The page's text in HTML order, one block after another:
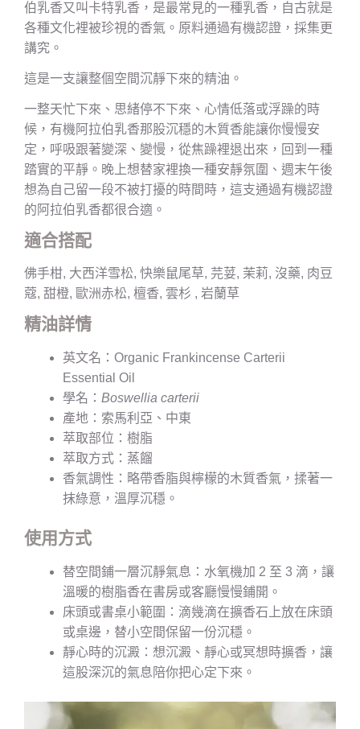
伯乳香又叫卡特乳香，是最常見的一種乳香，自古就是
各種文化裡被珍視的香氣。原料通過有機認證，採集更
講究。
這是一支讓整個空間沉靜下來的精油。
一整天忙下來、思緒停不下來、心情低落或浮躁的時
候，有機阿拉伯乳香那股沉穩的木質香能讓你慢慢安
定，呼吸跟著變深、變慢，從焦躁裡退出來，回到一種
踏實的平靜。晚上想替家裡換一種安靜氛圍、週末午後
想為自己留一段不被打擾的時間時，這支通過有機認證
的阿拉伯乳香都很合適。
適合搭配
佛手柑, 大西洋雪松, 快樂鼠尾草, 芫荽, 茉莉, 沒藥, 肉豆
蔻, 甜橙, 歐洲赤松, 檀香, 雲杉 , 岩蘭草
精油詳情
英文名：Organic Frankincense Carterii
Essential Oil
學名： Boswellia carterii
產地：索馬利亞、中東
萃取部位：樹脂
萃取方式：蒸餾
香氣調性：略帶香脂與檸檬的木質香氣，揉著一
抹綠意，溫厚沉穩。
使用方式
替空間鋪一層沉靜氣息：水氧機加 2 至 3 滴，讓
溫暖的樹脂香在書房或客廳慢慢鋪開。
床頭或書桌小範圍：滴幾滴在擴香石上放在床頭
或桌邊，替小空間保留一份沉穩。
靜心時的沉澱：想沉澱、靜心或冥想時擴香，讓
這股深沉的氣息陪你把心定下來。